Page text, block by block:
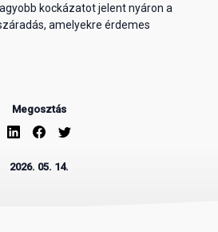
kockázatot jelent nyáron a
amelyekre érdemes
Megosztás
2026. 05. 14.